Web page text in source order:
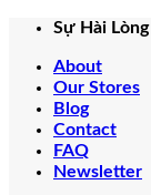
dung
Sự Hài
About
Our Stores
Blog
Contact
FAQ
Newsletter